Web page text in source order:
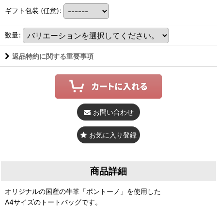
ギフト包装 (任意):
数量:
返品特約に関する重要事項
お問い合わせ
お気に入り登録
商品詳細
オリジナルの国産の牛革「ボントーノ」を使用した
A4サイズのトートバッグです。